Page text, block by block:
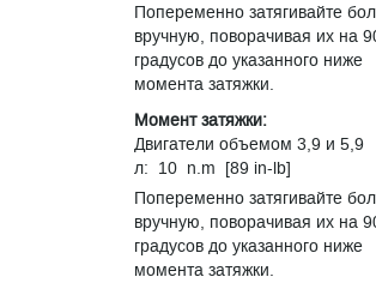
Попеременно затягивайте
вручную, поворачивая их на
градусов до указанного ниже
момента затяжки.
Момент затяжки:
Двигатели объемом 3,9 и 5,9
л: 10 n.m [89 in-lb]
Попеременно затягивайте
вручную, поворачивая их на
градусов до указанного ниже
момента затяжки.